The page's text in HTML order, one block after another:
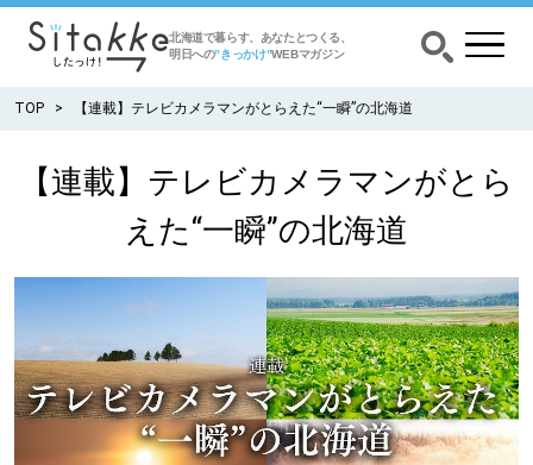
北海道で暮らす、あなたとつくる、
明日への”きっかけ”WEBマガジン
CATEGORY カテゴリー
食べる
出かける
暮らす
TOP 【連載】テレビカメラマンがとらえた“一瞬”の北海道
【連載】テレビカメラマンがとら
えた“一瞬”の北海道